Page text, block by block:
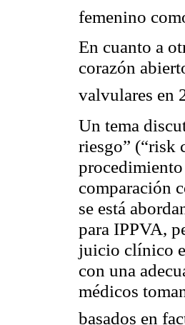
femenino
En cuanto a
corazón
valvulares en
Un tema
riesgo” (“risk
procedimiento
comparación
se está
para IPPVA,
juicio clínico
con una
médicos
basados en